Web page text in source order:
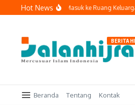
Lewati ke konten
Hot News
Ketika Teknologi Masuk ke Ruang Keluarga
BERITA
Beranda Tentang Kontak